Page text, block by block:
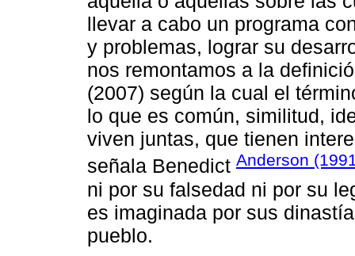
llevar a cabo un programa
y problemas, lograr su
nos remontamos a la
(2007) según la cual el
lo que es común, similitud,
viven juntas, que tienen
señala Benedict Anderson
ni por su falsedad ni por su
es imaginada por sus
pueblo.